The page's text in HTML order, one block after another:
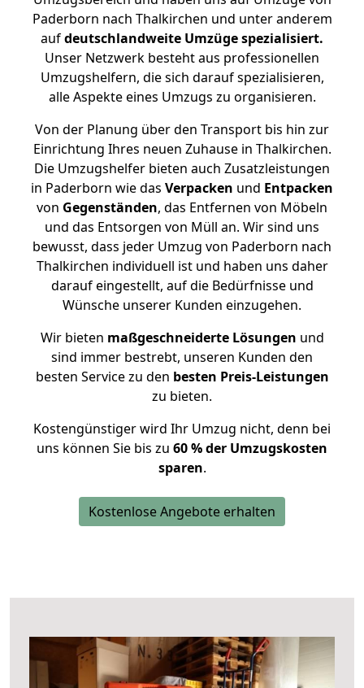
Paderborn nach Thalkirchen und unter anderem
aufdeutschlandweite Umzüge spezialisiert.
Unser Netzwerk besteht aus professionellen
Umzugshelfern, die sich darauf spezialisieren,
alle Aspekte eines Umzugs zu organisieren.
Von der Planung über den Transport bis hin zur
Einrichtung Ihres neuen Zuhause in Thalkirchen.
Die Umzugshelfer bieten auch Zusatzleistungen
in Paderborn wie das Verpacken und Entpacken
von Gegenständen, das Entfernen von Möbeln
und das Entsorgen von Müll an. Wir sind uns
bewusst, dass jeder Umzug von Paderborn nach
Thalkirchen individuell ist und haben uns daher
darauf eingestellt, auf die Bedürfnisse und
Wünsche unserer Kunden einzugehen.
Wir bieten maßgeschneiderte Lösungen und
sind immer bestrebt, unseren Kunden den
besten Service zu den besten Preis-Leistungen
zu bieten.
Kostengünstiger wird Ihr Umzug nicht, denn bei
uns können Sie bis zu 60 % der Umzugskosten
sparen.
Kostenlose Angebote erhalten